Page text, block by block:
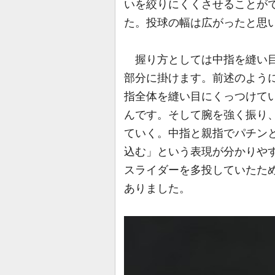
いを絞りにくくさせることが
た。投球の幅は広がったと思
握り方としては中指を縫い
部分に掛けます。前述のよう
指全体を縫い目にくっつけて
んです。そして腕を強く振り
ていく。中指と親指でパチン
込む」という表現が分かりや
スライダーを多投していたた
ありました。